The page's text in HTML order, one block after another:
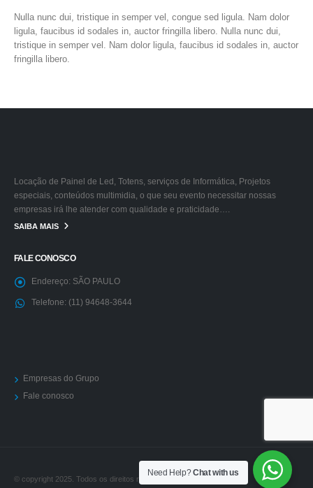
Nulla nunc dui, tristique in semper vel, congue sed ligula. Nam dolor
ligula, faucibus id sodales in, auctor fringilla libero. Nulla nunc dui,
tristique in semper vel. Nam dolor ligula, faucibus id sodales in, auctor
fringilla libero.
Locação de Painel de Led, Totens, serviços de Informática, Projetos
especiais, conteúdos multimidia, o que seu evento necessitar nossas
empresas irá lhe atender com qualidade e praticidade….
SAIBA MAIS
FALE CONOSCO
Endereço: SÃO PAULO
Telefone: (11) 94648-3644
Empresas do Grupo
Fale conosco
© copyright 2025. Todos os direitos reservados.
Need Help?Chat with us